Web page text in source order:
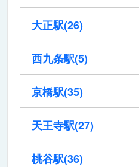
大正駅(26)
西九条駅(5)
京橋駅(35)
天王寺駅(27)
桃谷駅(36)